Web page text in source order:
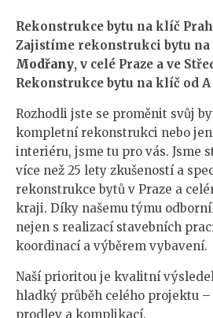
Rekonstrukce bytu na klíč
Zajistíme rekonstrukci bytu na
Modřany, v celé Praze a ve
Rekonstrukce bytu na klíč od A
Rozhodli jste se proměnit svůj
kompletní rekonstrukci nebo jen
interiéru, jsme tu pro vás. Jsme
více než 25 lety zkušeností a
rekonstrukce bytů v Praze a
kraji. Díky našemu týmu
nejen s realizací stavebních
koordinací a výběrem vybavení.
Naší prioritou je kvalitní
hladký průběh celého projektu –
prodlev a komplikací.